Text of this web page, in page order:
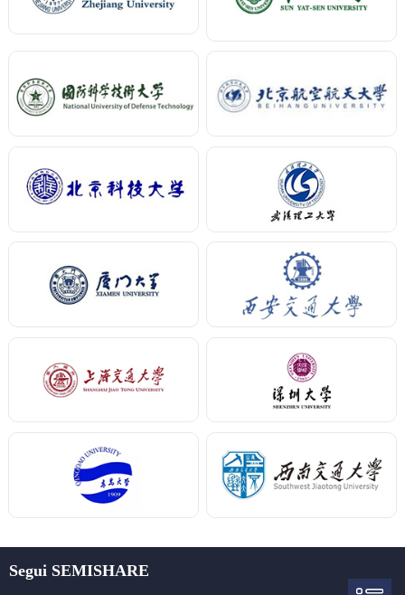
Segui SEMISHARE